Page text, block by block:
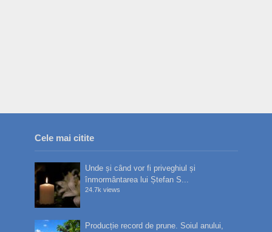
Cele mai citite
Unde și când vor fi priveghiul și
înmormântarea lui Ștefan S...
24.7k views
Producție record de prune. Soiul anului,